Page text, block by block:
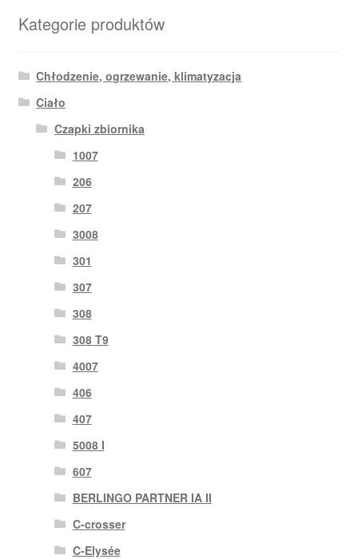
Kategorie produktów
Chłodzenie, ogrzewanie, klimatyzacja
Ciało
Czapki zbiornika
1007
206
207
3008
301
307
308
308 T9
4007
406
407
5008 I
607
BERLINGO PARTNER IA II
C-crosser
C-Elysée